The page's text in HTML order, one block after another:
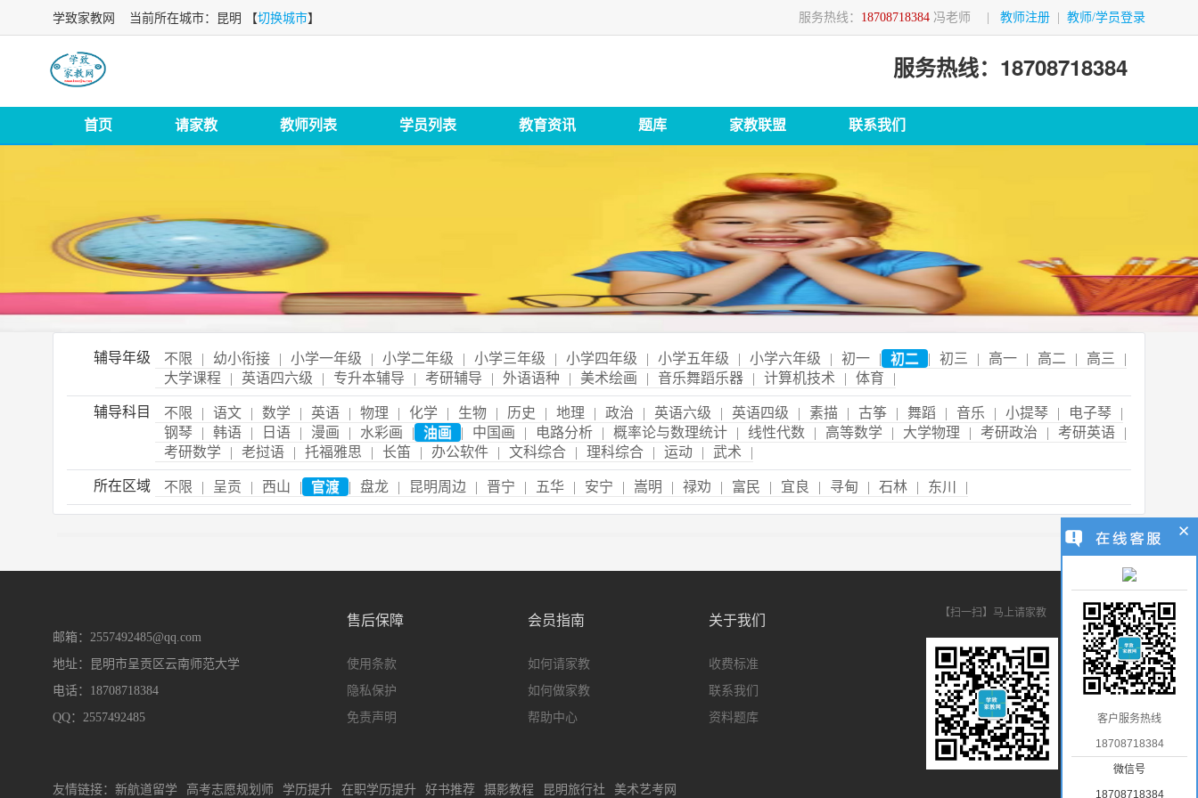
服务热线： 18708718384 冯老师 教师注册 教师/学员登录
学致家教网 当前所在城市：昆明 【切换城市】
服务热线：18708718384
首页 请家教 教师列表 学员列表 教育资讯 题库 家教联盟 联系我们
辅导年级 不限 | 幼小衔接 | 小学一年级 | 小学二年级 | 小学三年级 | 小学四年级 | 小学五年级 | 小学六年级 | 初一 | 初二 | 初三 | 高一 | 高二 | 高三
|
大学课程
| 英语四六级 | 专升本辅导 | 考研辅导 | 外语语种 | 美术绘画 | 音乐舞蹈乐器 | 计算机技术 | 体育 |
辅导科目 不限 | 语文 | 数学 | 英语 | 物理 | 化学 | 生物 | 历史 | 地理 | 政治 | 英语六级 | 英语四级 | 素描 | 古筝 | 舞蹈 | 音乐 | 小提琴 | 电子琴
|
钢琴
| 韩语 | 日语 | 漫画 | 水彩画 | 油画 | 中国画 | 电路分析 | 概率论与数理统计 | 线性代数 | 高等数学 | 大学物理 | 考研政治 | 考研英语
|
考研数学
| 老挝语 | 托福雅思 | 长笛 | 办公软件 | 文科综合 | 理科综合 | 运动 | 武术 |
所在区域 不限 | 呈贡 | 西山 | 官渡 | 盘龙 | 昆明周边 | 晋宁 | 五华 | 安宁 | 嵩明 | 禄劝 | 富民 | 宜良 | 寻甸 | 石林 | 东川 |
邮箱：2557492485@qq.com
地址：昆明市呈贡区云南师范大学
电话：18708718384
QQ：2557492485
售后保障
使用条款
隐私保护
免责声明
会员指南
如何请家教
如何做家教
帮助中心
关于我们
收费标准
联系我们
资料题库
【扫一扫】马上请家教
友情链接： 新航道留学 高考志愿规划师 学历提升 在职学历提升 好书推荐 摄影教程 昆明旅行社 美术艺考网
客户服务热线
18708718384
微信号
18708718384